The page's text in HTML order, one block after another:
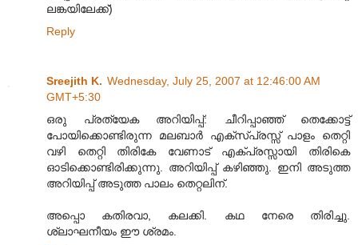
ലങ്കയിലേക്ക്)
Reply
Sreejith K. Wednesday, July 25, 2007 at 12:46:00 AM
GMT+5:30
ഒരു പ്രത്യേക അറിയിപ്പ്: ചീറിപ്പാഞ്ഞ് തെക്കോട്ട്
പോയിക്കൊണ്ടിരുന്ന മലബാര്‍ എക്സ്പ്രസ്സ് പാളം തെറ്റി
വഴി തെറ്റി തിരികേ വേണാട് എക്പ്രസ്സായി തിരികെ
ഓടിക്കൊണ്ടിരിക്കുന്നു. അറിയിപ്പ് കഴിഞ്ഞു. ഇനി അടുത്ത
അറിയിപ്പ് അടുത്ത പാലം തെറ്റലിന്.
അപ്പൊ കതിരവാ, കലക്കി. കഥ നേരെ തിരിച്ചു.
ശ്ലാഘനീയം ഈ ശ്രമം.